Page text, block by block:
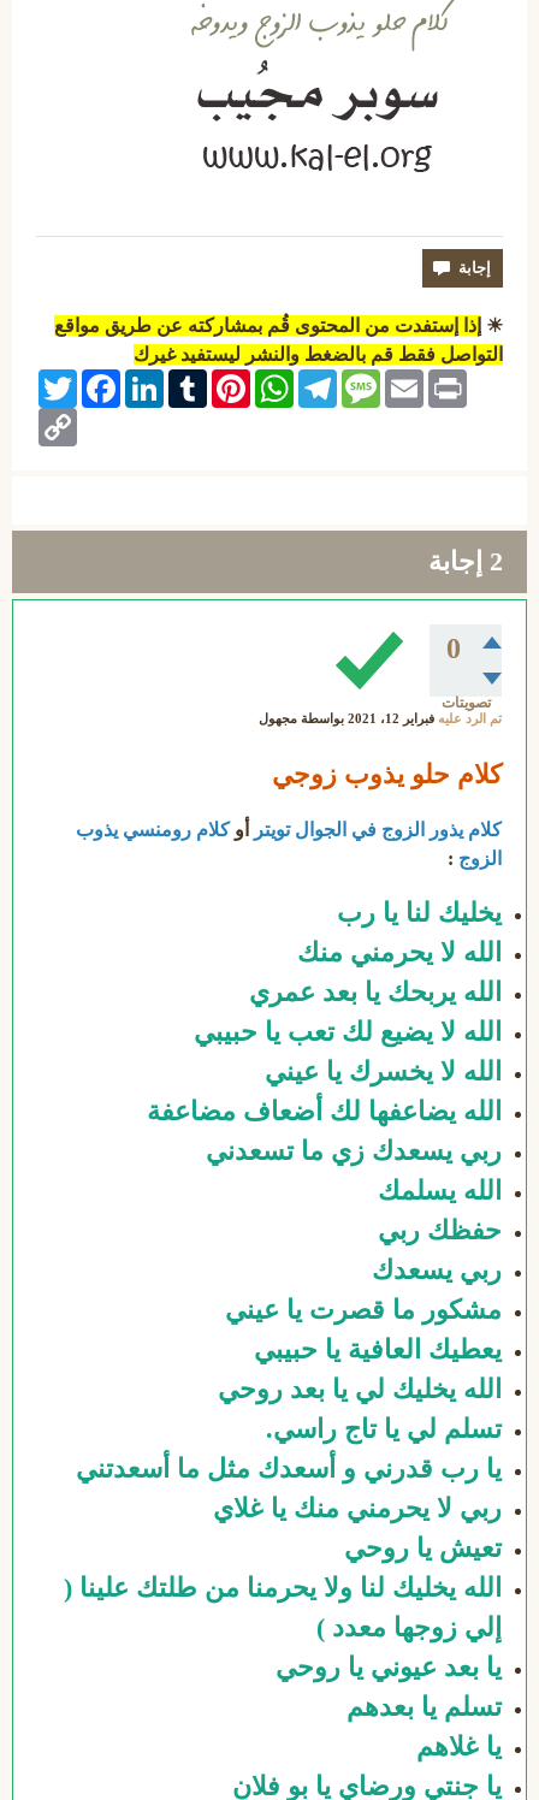
☀ إذا إستفدت من المحتوى قُم بمشاركته عن طريق مواقع
التواصل فقط قم بالضغط والنشر ليستفيد غيرك
Twitter
FacebookLinkedInTumblrPinterest
WhatsAppTelegramMessageEmail Print
Copy
Link
2 إجابة
0
تصويتات
تم الرد عليه فبراير 12، 2021 بواسطة مجهول
كلام حلو يذوب زوجي
كلام يذور الزوج في الجوال تويتر أوكلام رومنسي يذوب
الزوج :
يخليك لنا يا رب
الله لا يحرمني منك
الله يربحك يا بعد عمري
الله لا يضيع لك تعب يا حبيبي
الله لا يخسرك يا عيني
الله يضاعفها لك أضعاف مضاعفة
ربي يسعدك زي ما تسعدني
الله يسلمك
حفظك ربي
ربي يسعدك
مشكور ما قصرت يا عيني
يعطيك العافية يا حبيبي
الله يخليك لي يا بعد روحي
تسلم لي يا تاج راسي.
يا رب قدرني و أسعدك مثل ما أسعدتني
ربي لا يحرمني منك يا غلاي
تعيش يا روحي
الله يخليك لنا ولا يحرمنا من طلتك علينا (
إلي زوجها معدد )
يا بعد عيوني يا روحي
تسلم يا بعدهم
يا غلاهم
يا جنتي ورضاي يا بو فلان